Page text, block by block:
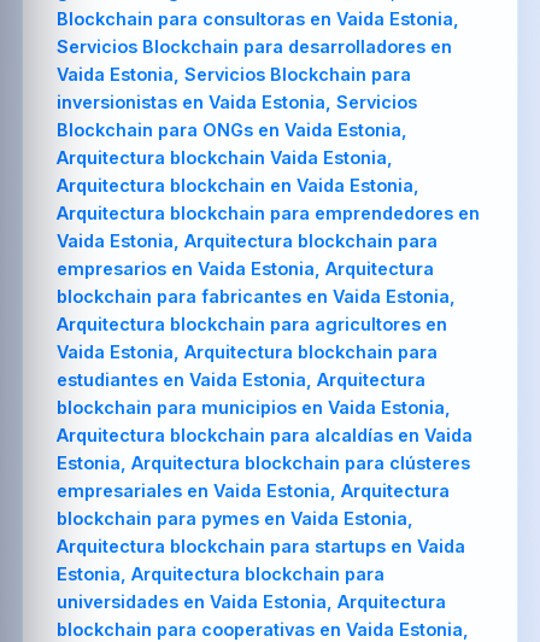
Blockchain para consultoras en Vaida Estonia,
Servicios Blockchain para desarrolladores en
Vaida Estonia, Servicios Blockchain para
inversionistas en Vaida Estonia, Servicios
Blockchain para ONGs en Vaida Estonia,
Arquitectura blockchain Vaida Estonia,
Arquitectura blockchain en Vaida Estonia,
Arquitectura blockchain para emprendedores en
Vaida Estonia, Arquitectura blockchain para
empresarios en Vaida Estonia, Arquitectura
blockchain para fabricantes en Vaida Estonia,
Arquitectura blockchain para agricultores en
Vaida Estonia, Arquitectura blockchain para
estudiantes en Vaida Estonia, Arquitectura
blockchain para municipios en Vaida Estonia,
Arquitectura blockchain para alcaldías en Vaida
Estonia, Arquitectura blockchain para clústeres
empresariales en Vaida Estonia, Arquitectura
blockchain para pymes en Vaida Estonia,
Arquitectura blockchain para startups en Vaida
Estonia, Arquitectura blockchain para
universidades en Vaida Estonia, Arquitectura
blockchain para cooperativas en Vaida Estonia,